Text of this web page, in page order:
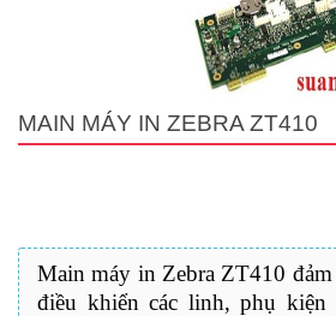
MAIN MÁY IN ZEBRA ZT410
Main máy in Zebra ZT410
điều khiển các linh, phụ